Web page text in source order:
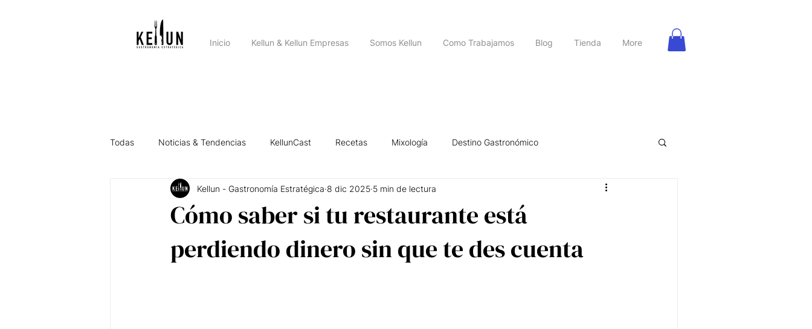
Inicio Kellun & Kellun Empresas Somos Kellun Como Trabajamos Blog Tienda More
Todas Noticias & Tendencias KellunCast Recetas Mixología Destino Gastronómico
Asesorando por el País Inteligencia Emocional Historias de Emprendedores Nutrición
Cómo saber si tu restaurante está
perdiendo dinero sin que te des cuenta
Kellun - Gastronomía Estratégica 8 dic 2025 5 min de lectura